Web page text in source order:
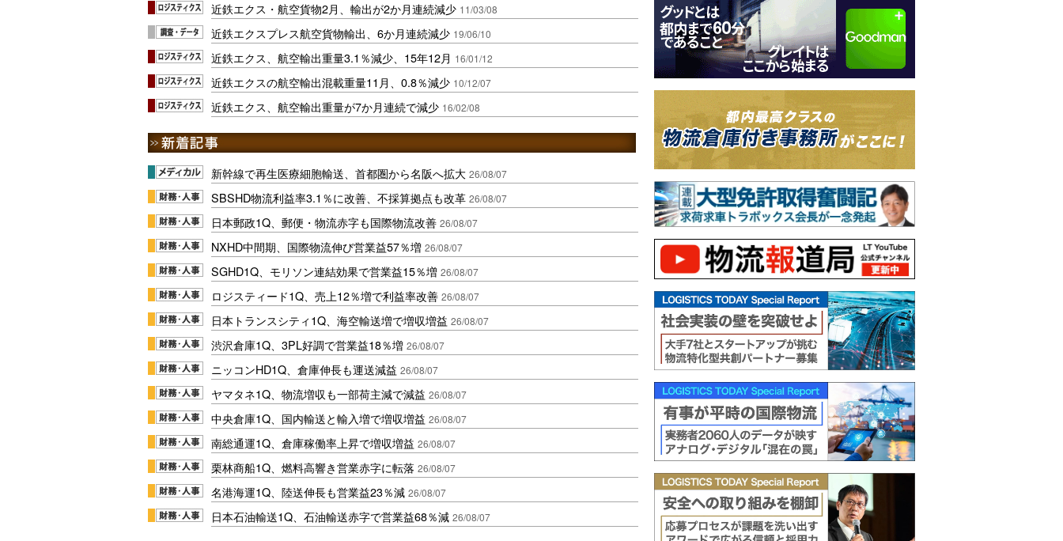
近鉄エクス・航空貨物2月、輸出が2か月連続減少 11/03/08
近鉄エクスプレス航空貨物輸出、6か月連続減少 19/06/10
近鉄エクス、航空輸出重量3.1％減少、15年12月 16/01/12
近鉄エクスの航空輸出混載重量11月、0.8％減少 10/12/07
近鉄エクス、航空輸出重量が7か月連続で減少 16/02/08
新幹線で再生医療細胞輸送、首都圏から名阪へ拡大 26/08/07
SBSHD物流利益率3.1％に改善、不採算拠点も改革 26/08/07
日本郵政1Q、郵便・物流赤字も国際物流改善 26/08/07
NXHD中間期、国際物流伸び営業益57％増 26/08/07
SGHD1Q、モリソン連結効果で営業益15％増 26/08/07
ロジスティード1Q、売上12％増で利益率改善 26/08/07
日本トランスシティ1Q、海空輸送増で増収増益 26/08/07
渋沢倉庫1Q、3PL好調で営業益18％増 26/08/07
ニッコンHD1Q、倉庫伸長も運送減益 26/08/07
ヤマタネ1Q、物流増収も一部荷主減で減益 26/08/07
中央倉庫1Q、国内輸送と輸入増で増収増益 26/08/07
南総通運1Q、倉庫稼働率上昇で増収増益 26/08/07
栗林商船1Q、燃料高響き営業赤字に転落 26/08/07
名港海運1Q、陸送伸長も営業益23％減 26/08/07
日本石油輸送1Q、石油輸送赤字で営業益68％減 26/08/07